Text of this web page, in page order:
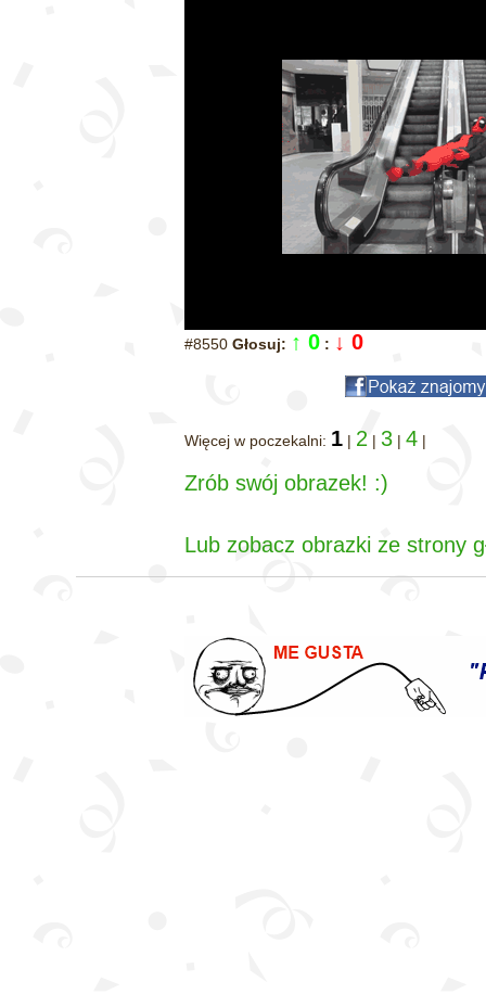
#8550 Głosuj: ↑ 0 : ↓ 0
Więcej w poczekalni: 1 | 2 | 3 | 4 |
Zrób swój obrazek! :)
Lub zobacz obrazki ze strony